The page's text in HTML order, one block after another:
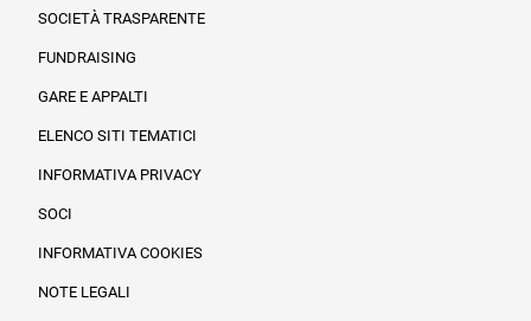
SOCIETÀ TRASPARENTE
FUNDRAISING
GARE E APPALTI
ELENCO SITI TEMATICI
INFORMATIVA PRIVACY
SOCI
INFORMATIVA COOKIES
NOTE LEGALI